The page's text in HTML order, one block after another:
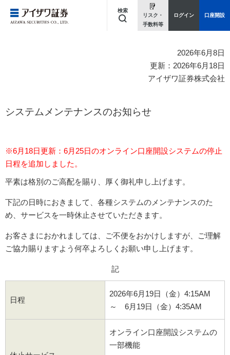
検索
リスク・
手数料等
ログイン 口座開設
2026年6月8日
更新：2026年6月18日
アイザワ証券株式会社
システムメンテナンスのお知らせ
※6月18日更新：6月25日のオンライン口座開設システムの停止
日程を追加しました。
平素は格別のご高配を賜り、厚く御礼申し上げます。
下記の日時におきまして、各種システムのメンテナンスのた
め、サービスを一時休止させていただきます。
お客さまにおかれましては、ご不便をおかけしますが、ご理解
ご協力賜りますよう何卒よろしくお願い申し上げます。
記
日程
2026年6月19日（金）4:15AM
～ 6月19日（金）4:35AM
オンライン口座開設システムの
一部機能